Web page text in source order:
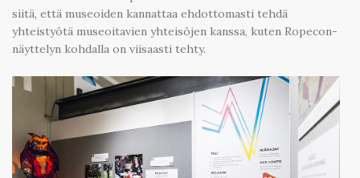
siitä, että museoiden kannattaa ehdottomasti tehdä
yhteistyötä museoitavien yhteisöjen kanssa, kuten Ropecon-
näyttelyn kohdalla on viisaasti tehty.